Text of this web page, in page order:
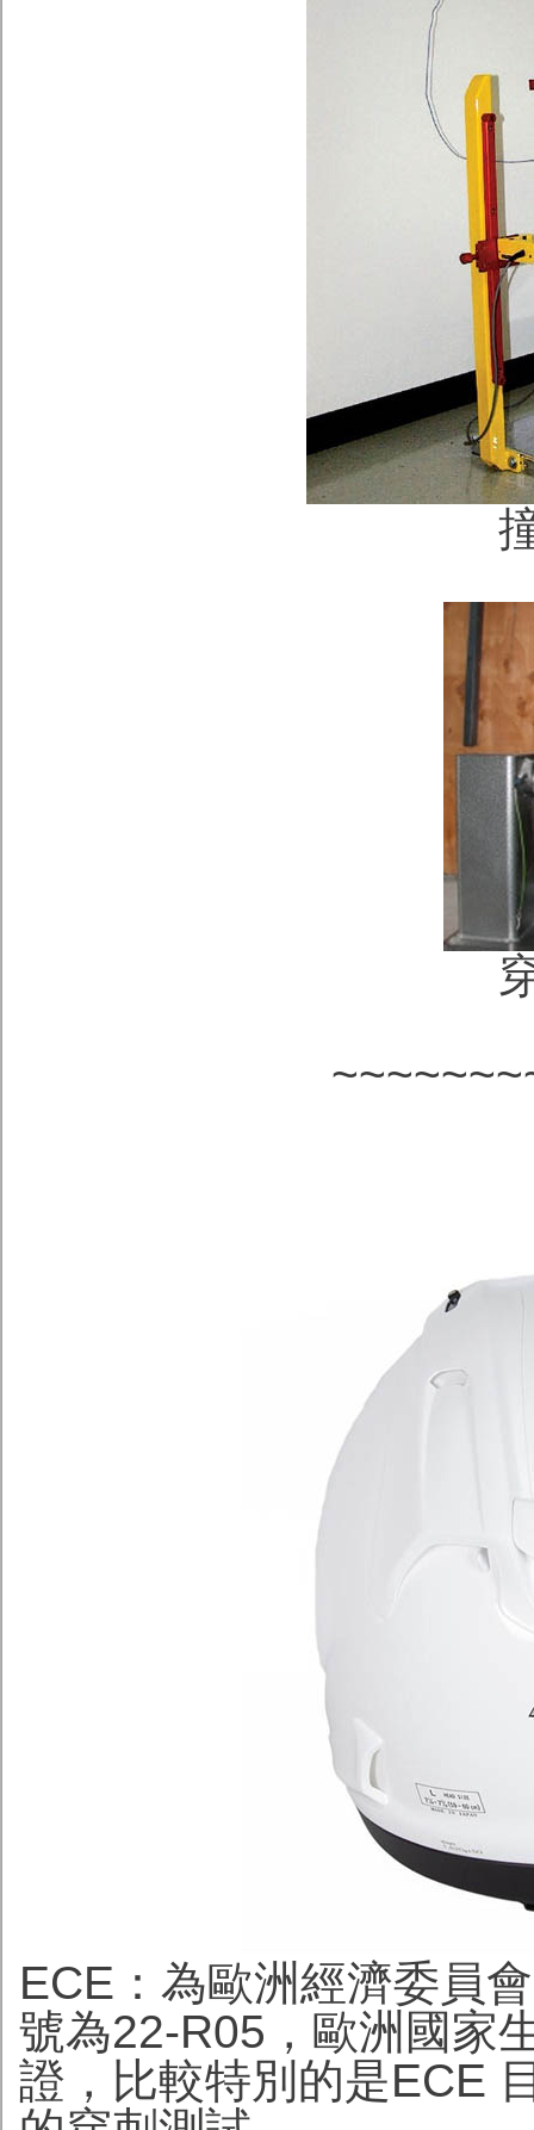
ECE：為歐洲經濟委員
號為22-R05，歐洲國家
證，比較特別的是ECE